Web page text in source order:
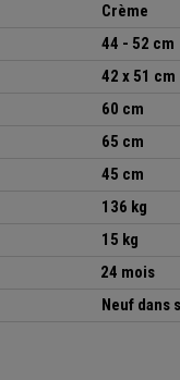
Crème
44 - 52 cm
42 x 51 cm
60 cm
65 cm
45 cm
136 kg
15 kg
24 mois
Neuf dans